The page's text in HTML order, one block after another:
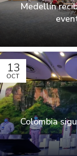
Medellín
13
OCT
Colombia